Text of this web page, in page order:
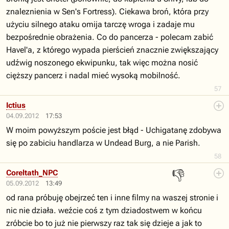
57
znaleznienia w Sen's Fortress). Ciekawa broń, która przy
użyciu silnego ataku omija tarczę wroga i zadaje mu
bezpośrednie obrażenia. Co do pancerza - polecam zabić
Havel'a, z którego wypada pierścień znacznie zwiększający
udźwig noszonego ekwipunku, tak więc można nosić
cięższy pancerz i nadal mieć wysoką mobilność.
04.09.2012 17:53
58
Ictius
W moim powyższym poście jest błąd - Uchigatanę zdobywa
się po zabiciu handlarza w Undead Burg, a nie Parish.
05.09.2012 13:49
👎
Coreltath_NPC
od rana próbuję obejrzeć ten i inne filmy na waszej stronie i
nic nie działa. weźcie coś z tym dziadostwem w końcu
zróbcie bo to już nie pierwszy raz tak się dzieje a jak to